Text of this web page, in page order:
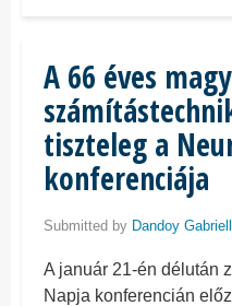
A 66 éves
tiszteleg a
konferenciája
Submitted by Dandoy
A január 21-én délután
Napja konferencián